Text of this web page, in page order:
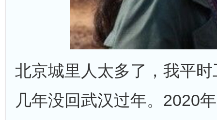
北京城里人太多了，我平
几年没回武汉过年。2020